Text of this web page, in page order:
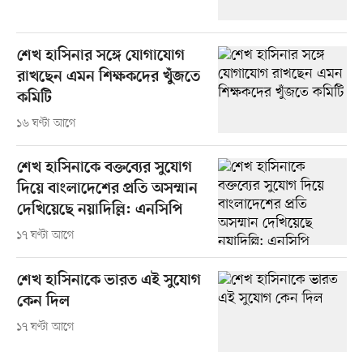
শেখ হাসিনার সঙ্গে যোগাযোগ
রাখছেন এমন শিক্ষকদের খুঁজতে
কমিটি
১৬ ঘণ্টা আগে
শেখ হাসিনাকে বক্তব্যের সুযোগ
দিয়ে বাংলাদেশের প্রতি অসম্মান
দেখিয়েছে নয়াদিল্লি: এনসিপি
১৭ ঘণ্টা আগে
শেখ হাসিনাকে ভারত এই সুযোগ
কেন দিল
১৭ ঘণ্টা আগে